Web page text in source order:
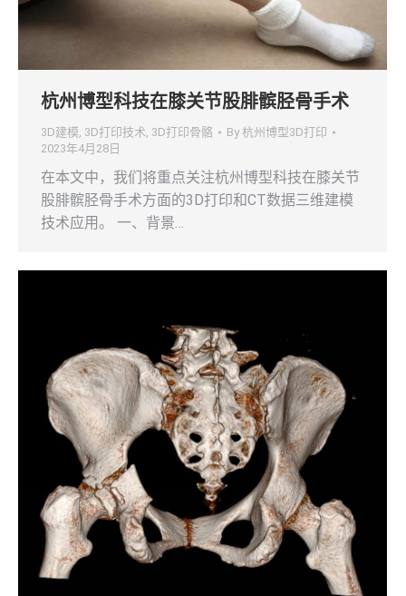
杭州博型科技在膝关节股腓髌胫骨手术
3D建模, 3D打印技术, 3D打印骨骼 By 杭州博型3D打印
2023年4月28日
在本文中，我们将重点关注杭州博型科技在膝关节
股腓髌胫骨手术方面的3D打印和CT数据三维建模
技术应用。 一、背景…